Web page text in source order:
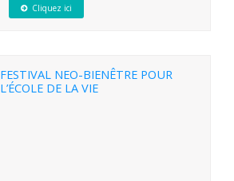
Cliquez ici
FESTIVAL NEO-BIENÊTRE POUR
L’ÉCOLE DE LA VIE